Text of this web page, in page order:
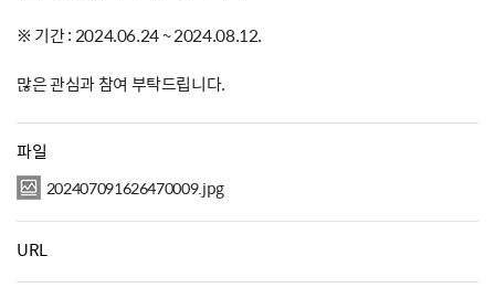
※ 기간 : 2024.06.24 ~ 2024.08.12.
많은 관심과 참여 부탁드립니다.
파일
202407091626470009.jpg
URL